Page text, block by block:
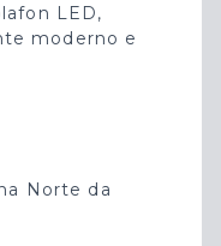
LED,
moderno e
Norte da